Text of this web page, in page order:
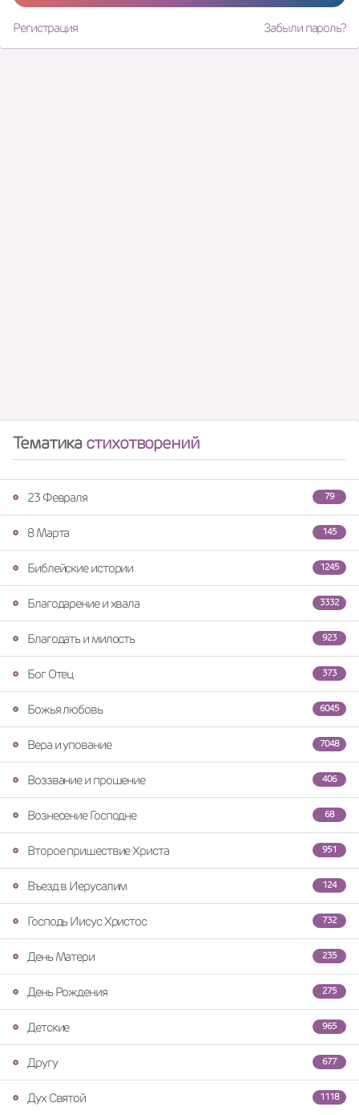
Регистрация Забыли пароль?
Тематикастихотворений
79
23 Февраля
145
8 Марта
1245
Библейские истории
3332
Благодарение и хвала
923
Благодать и милость
373
Бог Отец
6045
Божья любовь
7048
Вера и упование
406
Воззвание и прошение
68
Вознесение Господне
951
Второе пришествие Христа
124
Въезд в Иерусалим
732
Господь Иисус Христос
235
День Матери
275
День Рождения
965
Детские
677
Другу
1118
Дух Святой